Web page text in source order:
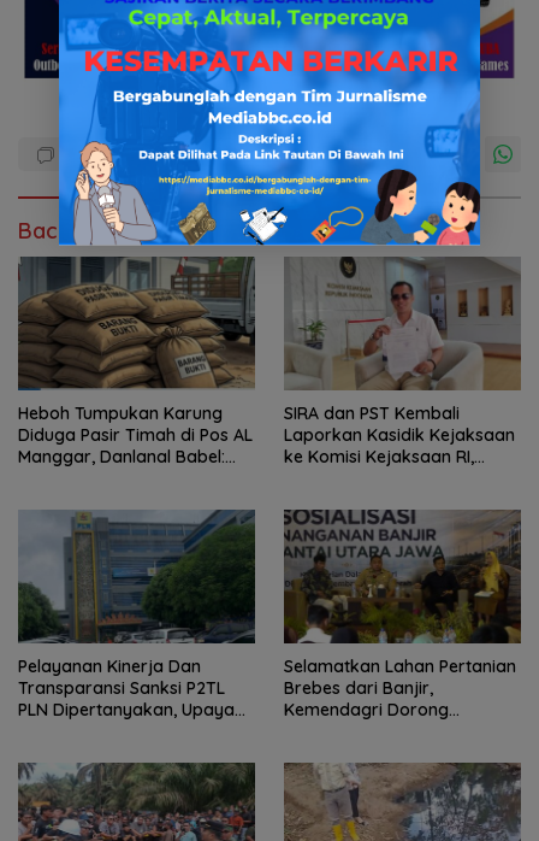
Baca Juga
Heboh Tumpukan Karung
Diduga Pasir Timah di Pos AL
Manggar, Danlanal Babel:
SIRA dan PST Kembali
Laporkan Kasidik Kejaksaan
ke Komisi Kejaksaan RI,
Penanganan Kasus Irigasi Air
Lemutu
Pelayanan Kinerja Dan
Transparansi Sanksi P2TL
PLN Dipertanyakan, Upaya
Selamatkan Lahan Pertanian
Brebes dari Banjir,
Kemendagri Dorong